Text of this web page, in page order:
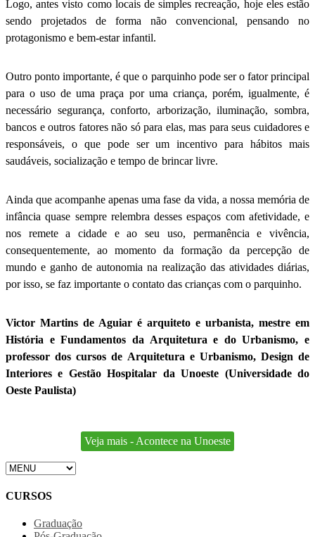
Logo, antes visto como locais de simples recreação, hoje eles estão
sendo projetados de forma não convencional, pensando no
protagonismo e bem-estar infantil.
Outro ponto importante, é que o parquinho pode ser o fator principal
para o uso de uma praça por uma criança, porém, igualmente, é
necessário segurança, conforto, arborização, iluminação, sombra,
bancos e outros fatores não só para elas, mas para seus cuidadores e
responsáveis, o que pode ser um incentivo para hábitos mais
saudáveis, socialização e tempo de brincar livre.
Ainda que acompanhe apenas uma fase da vida, a nossa memória de
infância quase sempre relembra desses espaços com afetividade, e
nos remete a cidade e ao seu uso, permanência e vivência,
consequentemente, ao momento da formação da percepção de
mundo e ganho de autonomia na realização das atividades diárias,
por isso, se faz importante o contato das crianças com o parquinho.
Victor Martins de Aguiar é arquiteto e urbanista, mestre em
História e Fundamentos da Arquitetura e do Urbanismo, e
professor dos cursos de Arquitetura e Urbanismo, Design de
Interiores e Gestão Hospitalar da Unoeste (Universidade do
Oeste Paulista)
Veja mais - Acontece na Unoeste
CURSOS
Graduação